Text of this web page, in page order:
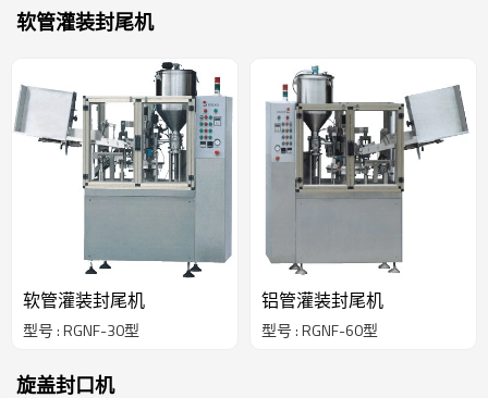
软管灌装封尾机
软管灌装封尾机
型号 : RGNF-30型
铝管灌装封尾机
型号 : RGNF-60型
旋盖封口机